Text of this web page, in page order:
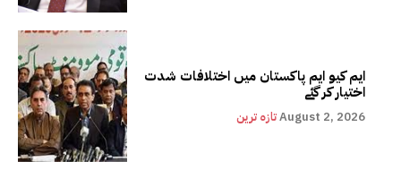
ایم کیو ایم پاکستان میں اختلافات شدت
اختیار کر گئے
تازہ ترینAugust 2, 2026